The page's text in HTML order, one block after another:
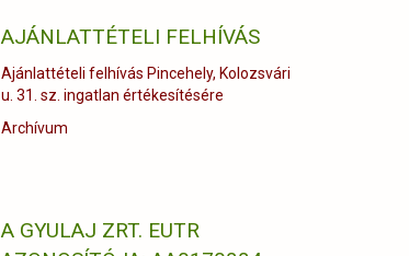
AJÁNLATTÉTELI FELHÍVÁS
Ajánlattételi felhívás Pincehely, Kolozsvári
u. 31. sz. ingatlan értékesítésére
Archívum
A GYULAJ ZRT. EUTR